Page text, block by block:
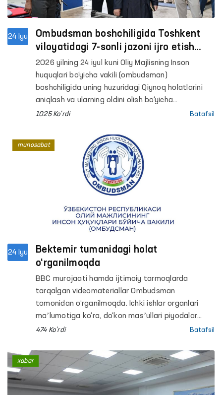
24 Iyu
Ombudsman boshchiligida Toshkent
viloyatidagi 7-sonli jazoni ijro etish
koloniyasida monitoring o‘tkazildi
2026 yilning 24 iyul kuni Oliy Majlisning Inson
huquqlari bo‘yicha vakili (ombudsman)
boshchiligida uning huzuridagi Qiynoq holatlarini
aniqlash va ularning oldini olish bo‘yicha
jamoatchilik guruhi aʼzolari Toshkent viloyatidagi
tashrifini amalga oshirdi.
1025 Ko'rdi Batafsil
24 Iyu
Bektemir tumanidagi holat
o‘rganilmoqda
BBC murojaati hamda ijtimoiy tarmoqlarda
tarqalgan videomateriallar Ombudsman
tomonidan o‘rganilmoqda. Ichki ishlar organlari
maʼlumotiga ko‘ra, do‘kon masʼullari piyodalar
yo‘lidagi qurilish materiallarini olib tashlash
talablar bajarilmagan va ikki nafar fuqaro
maʼmuriy javobgarlikka tortilgan. Murojaatda esa
ularni IIB binosiga olib borish jarayonida ortiqcha
kuch ishlatilgani bildirilgan. Ichki ishlar organlari
474 Ko'rdi Batafsil
munosabat
xabar